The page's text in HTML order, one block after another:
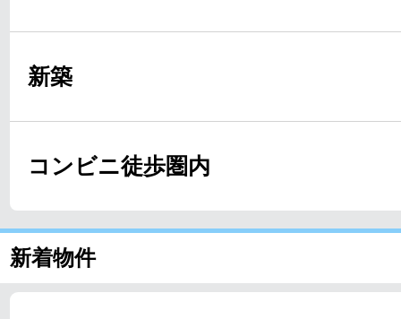
新築
コンビニ徒歩圏内
新着物件